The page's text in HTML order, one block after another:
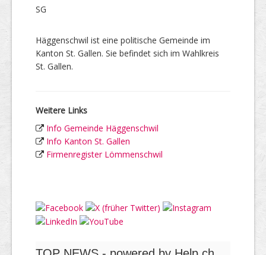
SG
Häggenschwil ist eine politische Gemeinde im
Kanton St. Gallen. Sie befindet sich im Wahlkreis
St. Gallen.
Weitere Links
Info Gemeinde Häggenschwil
Info Kanton St. Gallen
Firmenregister Lömmenschwil